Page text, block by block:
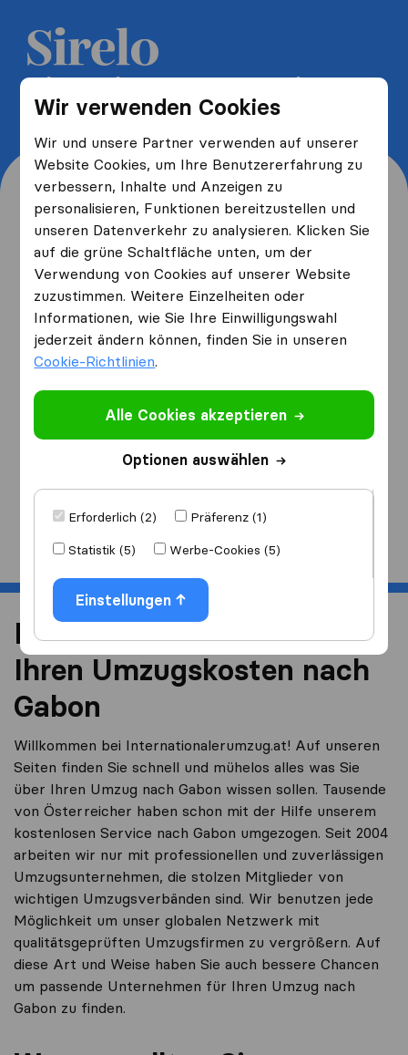
Wir verwenden Cookies
Wir und unsere Partner verwenden auf unserer
Website Cookies, um Ihre Benutzererfahrung zu
verbessern, Inhalte und Anzeigen zu
personalisieren, Funktionen bereitzustellen und
unseren Datenverkehr zu analysieren. Klicken Sie
auf die grüne Schaltfläche unten, um der
Verwendung von Cookies auf unserer Website
zuzustimmen. Weitere Einzelheiten oder
Informationen, wie Sie Ihre Einwilligungswahl
jederzeit ändern können, finden Sie in unseren
Cookie-Richtlinien.
Alle Cookies akzeptieren
Optionen auswählen
Erforderlich (2)
Präferenz (1)
Statistik (5)
Werbe-Cookies (5)
Einstellungen
5 kostenlose Umzugsangebote
erhalten und bis zu 40% sparen
Wo wohnen Sie jetzt und
wo ziehen Sie hin?
Ich ziehevon
Ich ziehenach
Start
Reduzieren Sie 40% von
Ihren Umzugskosten nach
Gabon
Willkommen bei Internationalerumzug.at! Auf unseren
Seiten finden Sie schnell und mühelos alles was Sie
über Ihren Umzug nach Gabon wissen sollen. Tausende
von Österreicher haben schon mit der Hilfe unserem
kostenlosen Service nach Gabon umgezogen. Seit 2004
arbeiten wir nur mit professionellen und zuverlässigen
Umzugsunternehmen, die stolzen Mitglieder von
wichtigen Umzugsverbänden sind. Wir benutzen jede
Möglichkeit um unser globalen Netzwerk mit
qualitätsgeprüften Umzugsfirmen zu vergrößern. Auf
diese Art und Weise haben Sie auch bessere Chancen
um passende Unternehmen für Ihren Umzug nach
Gabon zu finden.